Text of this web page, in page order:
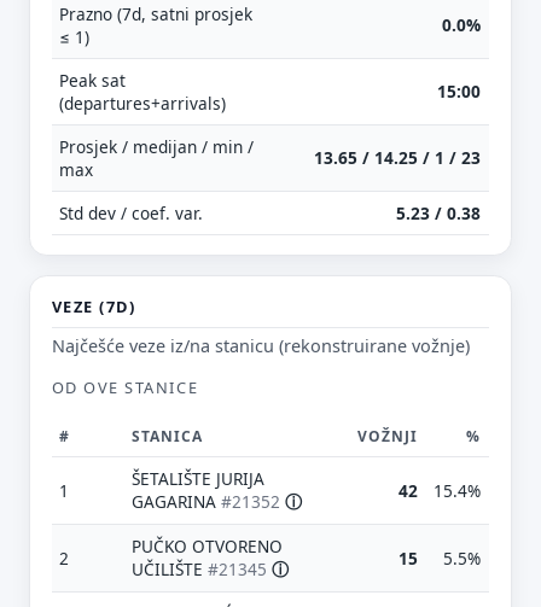
Prazno (7d, satni prosjek
≤ 1)
0.0%
Peak sat
(departures+arrivals)
15:00
Prosjek / medijan / min /
max
13.65 / 14.25 / 1 / 23
Std dev / coef. var. 5.23 / 0.38
VEZE (7D)
Najčešće veze iz/na stanicu (rekonstruirane vožnje)
OD OVE STANICE
# STANICA VOŽNJI %
1
ŠETALIŠTE JURIJA
GAGARINA #21352 ⓘ 42 15.4%
2
PUČKO OTVORENO
UČILIŠTE #21345 ⓘ 15 5.5%